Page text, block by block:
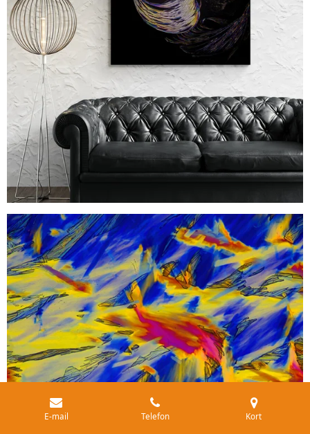
E-mail Telefon Kort